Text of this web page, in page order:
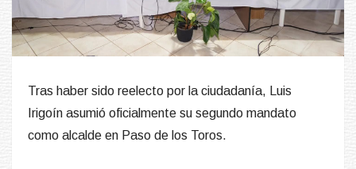
Tras haber sido reelecto por la ciudadanía, Luis
Irigoín asumió oficialmente su segundo mandato
como alcalde en Paso de los Toros.